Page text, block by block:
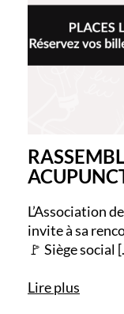
L’Association
invite à sa
🚩 Siège social
Lire plus